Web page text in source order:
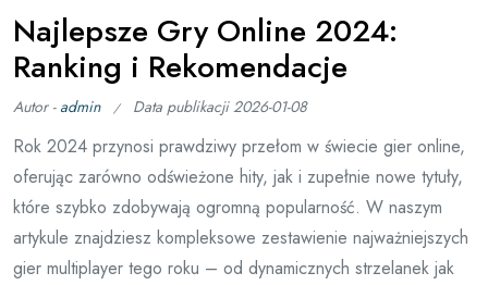
Najlepsze Gry Online 2024:
Ranking i Rekomendacje
Autor -admin Data publikacji2026-01-08
Rok 2024 przynosi prawdziwy przełom w świecie gier online,
oferując zarówno odświeżone hity, jak i zupełnie nowe tytuły,
które szybko zdobywają ogromną popularność. W naszym
artykule znajdziesz kompleksowe zestawienie najważniejszych
gier multiplayer tego roku – od dynamicznych strzelanek jak